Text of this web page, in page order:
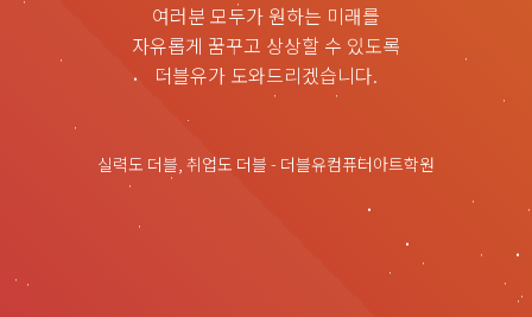
여러분 모두가 원하는 미래를
자유롭게 꿈꾸고 상상할 수 있도록
더블유가 도와드리겠습니다.
실력도 더블, 취업도 더블 - 더블유컴퓨터아트학원